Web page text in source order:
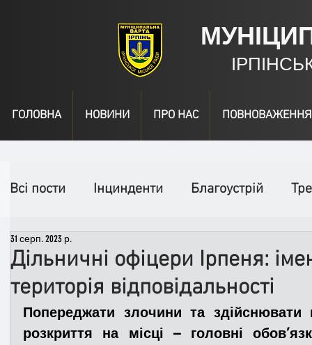
ГОЛОВНА НОВИНИ ПРО НАС ПОВНОВАЖЕННЯ
Всі пости Інцинденти Благоустрій
День народження
Спільні заходи Надзвичайні заходи
Дільничні офіцери Ірпеня:
територія відповідальності
31 серп. 2023 р.
Попереджати злочини та здійснювати
розкриття на місці – головні